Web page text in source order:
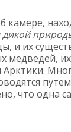
камере,
дикой
и их
медведей,
Арктики.
что одна